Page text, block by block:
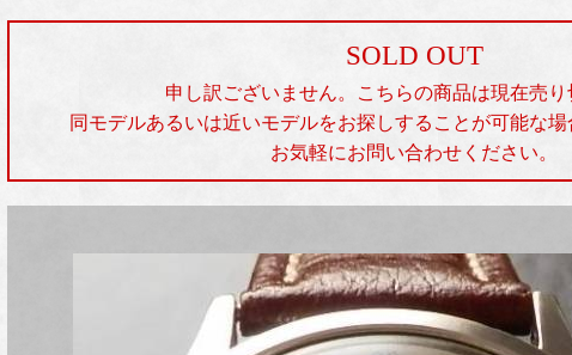
SOLD OUT
申し訳ございません。こちらの商品は現在売り
同モデルあるいは近いモデルをお探しすることが可能な場
お気軽にお問い合わせください。